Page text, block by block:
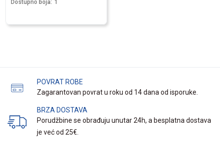
Dostupno boja: 1
POVRAT ROBE
Zagarantovan povrat u roku od 14 dana od isporuke.
BRZA DOSTAVA
Porudžbine se obrađuju unutar 24h, a besplatna dostava
je već od 25€.